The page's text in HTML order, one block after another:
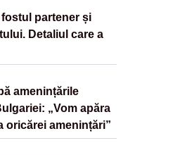
partener și
Detaliul care a
amenințările
„Vom apăra
oricărei amenințări”